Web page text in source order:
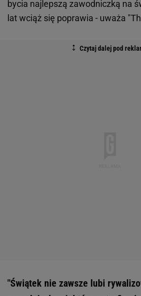
bycia najlepszą zawodniczką na
lat wciąż się poprawia - uważa
"Świątek nie zawsze lubi